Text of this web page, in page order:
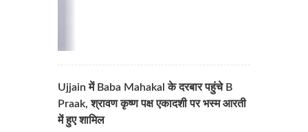
Ujjain में Baba Mahakal के दरबार पहुंचे B
Praak, श्रावण कृष्ण पक्ष एकादशी पर भस्म आरती
में हुए शामिल